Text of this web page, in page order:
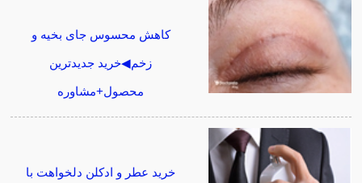
کاهش محسوس جای بخیه و
زخم◀خرید جدیدترین
محصول+مشاوره
خرید عطر و ادکلن دلخواهت با